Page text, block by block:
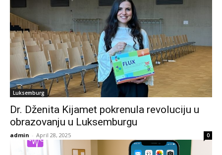
Luksemburg
Dr. Dženita Kijamet pokrenula revoluciju u
obrazovanju u Luksemburgu
admin - April 28, 2025 0